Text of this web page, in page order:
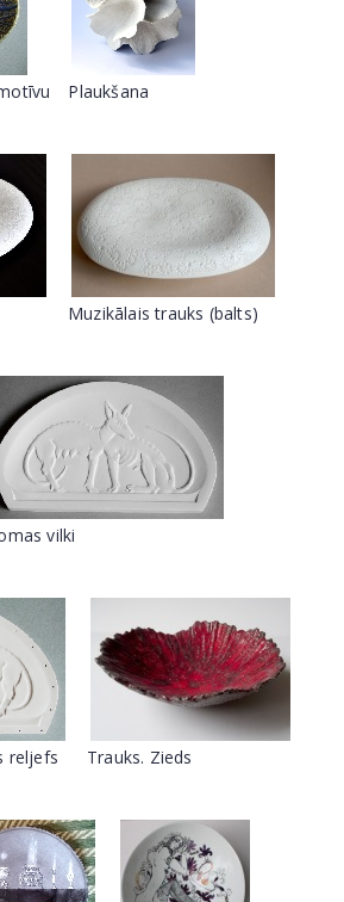
Plaukšana
Muzikālais trauks (balts)
vilki
reljefs Trauks. Zieds